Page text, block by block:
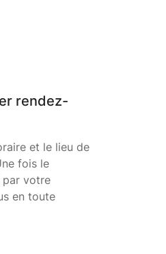
rendez-
et le lieu de
fois le
par votre
en toute